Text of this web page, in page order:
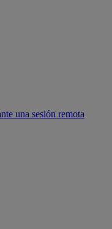
una sesión remota